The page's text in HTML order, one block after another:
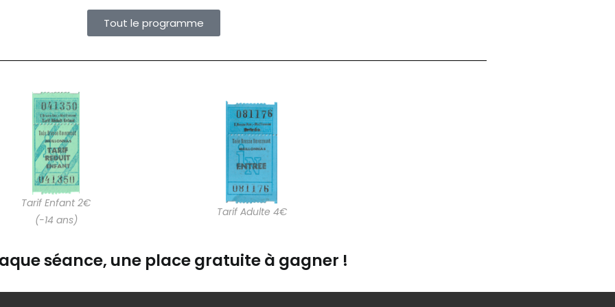
Tout le programme
Tarif Enfant 2€
(-14 ans)
Tarif Adulte 4€
séance, une place gratuite à gagner !